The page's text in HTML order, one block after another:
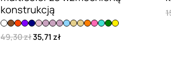
konstrukcją
49,30 zł35,71 zł